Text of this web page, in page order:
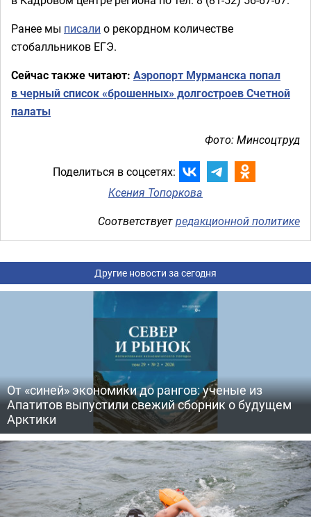
Ранее мы писали о рекордном количестве
стобалльников ЕГЭ.
Сейчас также читают: Аэропорт Мурманска попал
в черный список «брошенных» долгостроев Счетной
палаты
Фото: Минсоцтруд
Поделиться в соцсетях:
Ксения Топоркова
Соответствуетредакционной политике
Другие новости за сегодня
От «синей» экономики до рангов: ученые из
Апатитов выпустили свежий сборник о будущем
Арктики